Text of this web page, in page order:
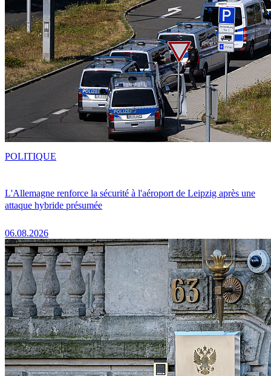
L'Allemagne renforce la sécurité à l'aéroport de Leipzig après une
attaque hybride présumée
06.08.2026
POLITIQUE